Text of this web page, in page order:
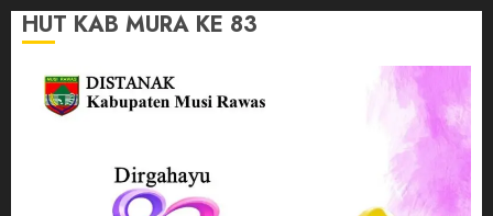
HUT KAB MURA KE 83